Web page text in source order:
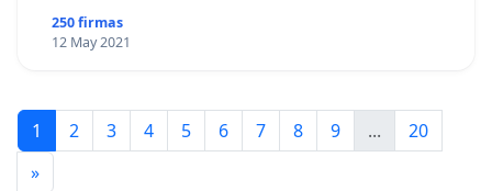
250 firmas
12 May 2021
1 2 3 4 5 6 7 8 9 ...
20
»